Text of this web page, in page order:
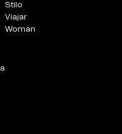
Stilo
Viajar
Woman